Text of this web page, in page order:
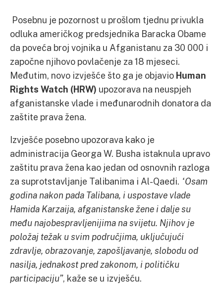
Posebnu je pozornost u prošlom tjednu privukla
odluka američkog predsjednika Baracka Obame
da poveća broj vojnika u Afganistanu za 30 000 i
započne njihovo povlačenje za 18 mjeseci.
Međutim, novo izvješće što ga je objavio Human
Rights Watch (HRW) upozorava na neuspjeh
afganistanske vlade i međunarodnih donatora da
zaštite prava žena.
Izvješće posebno upozorava kako je
administracija Georga W. Busha istaknula upravo
zaštitu prava žena kao jedan od osnovnih razloga
za suprotstavljanje Talibanima i Al-Qaedi. “Osam
godina nakon pada Talibana, i uspostave vlade
Hamida Karzaija, afganistanske žene i dalje su
među najobespravljenijima na svijetu. Njihov je
položaj težak u svim područjima, uključujući
zdravlje, obrazovanje, zapošljavanje, slobodu od
nasilja, jednakost pred zakonom, i političku
participaciju”, kaže se u izvješću.